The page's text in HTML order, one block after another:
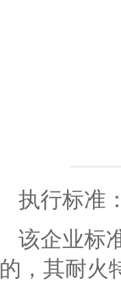
执行标准
该企业标
的，其耐火